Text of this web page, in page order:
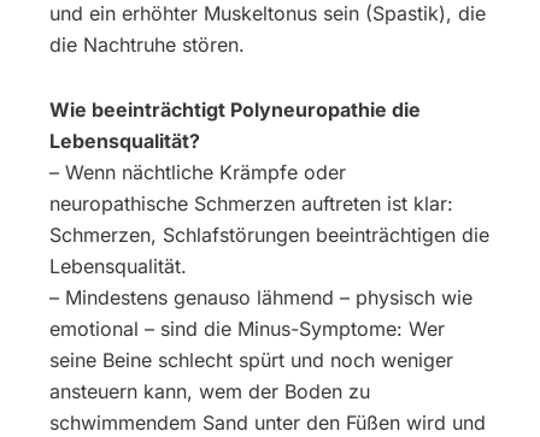
und ein erhöhter Muskeltonus sein (Spastik), die
die Nachtruhe stören.
Wie beeinträchtigt Polyneuropathie die
Lebensqualität?
– Wenn nächtliche Krämpfe oder
neuropathische Schmerzen auftreten ist klar:
Schmerzen, Schlafstörungen beeinträchtigen die
Lebensqualität.
– Mindestens genauso lähmend – physisch wie
emotional – sind die Minus-Symptome: Wer
seine Beine schlecht spürt und noch weniger
ansteuern kann, wem der Boden zu
schwimmendem Sand unter den Füßen wird und